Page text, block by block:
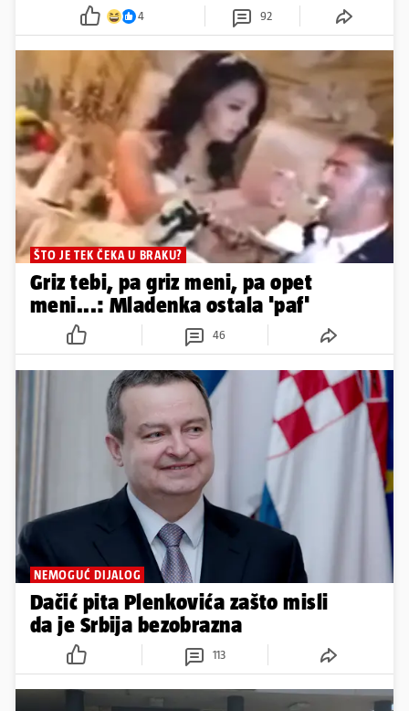
4 92
ŠTO JE TEK ČEKA U BRAKU?
Griz tebi, pa griz meni, pa opet
meni...: Mladenka ostala 'paf'
46
NEMOGUĆ DIJALOG
Dačić pita Plenkovića zašto misli
da je Srbija bezobrazna
113